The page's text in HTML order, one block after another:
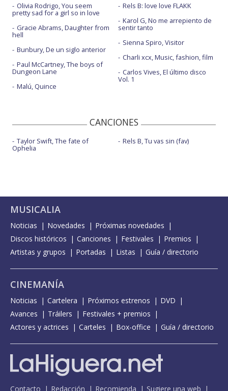
Olivia Rodrigo, You seem
pretty sad for a girl so in love
Gracie Abrams, Daughter from
hell
Bunbury, De un siglo anterior
Paul McCartney, The boys of
Dungeon Lane
Malú, Quince
Rels B: love love FLAKK
Karol G, No me arrepiento de
sentir tanto
Sienna Spiro, Visitor
Charli xcx, Music, fashion, film
Carlos Vives, El último disco
Vol. 1
CANCIONES
Taylor Swift, The fate of
Ophelia
Rels B, Tu vas sin (fav)
MUSICALIA
Noticias Novedades
Próximas novedades
Discos históricos
Canciones Festivales
Premios
Artistas y grupos
Portadas Listas Guía / directorio
CINEMANÍA
Noticias Cartelera Próximos estrenos
DVD
Avances
Tráilers
Festivales + premios
Actores y actrices
Carteles Box-office Guía / directorio
Contacto Redacción Recomienda Sugiere una web